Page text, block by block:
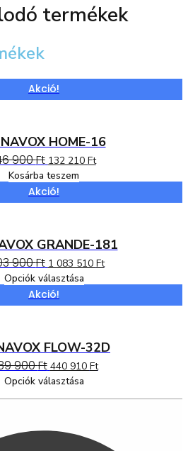
termékek
Akció!
HOME-16
900Ft Original
price
was:
146
132 210 FtCurrent
132
Kosárba teszem
Akció!
GRANDE-181
900Ft Original
price
was:
1
1 083 510 FtCurrent
1
Opciók választása
Ennek
a
variációja
van.
A
változatok
ki
Akció!
FLOW-32D
900Ft Original
price
440 910 FtCurrent
Opciók választása
több